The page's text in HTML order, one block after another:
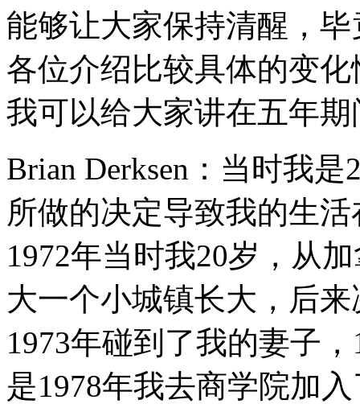
能够让大家保持清醒，
各位介绍比较具体的变
我可以给大家讲在五年
Brian Derksen：当时我
所做的决定导致我的生
1972年当时我20岁，从
大一个小城镇长大，后
1973年碰到了我的妻子
是1978年我去商学院加